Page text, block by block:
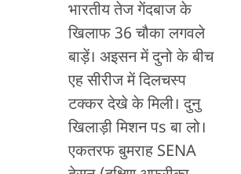
भारतीय तेज गेंदबाज के
खिलाफ 36 चौका लगवले
बाड़ें। अइसन में दुनो के बीच
एह सीरीज में दिलचस्प
टक्कर देखे के मिली। दुनु
खिलाड़ी मिशन पs बा लो।
एकतरफ बुमराह SENA